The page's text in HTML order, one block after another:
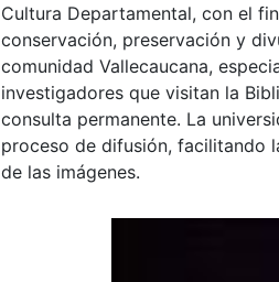
Cultura Departamental, con el
conservación, preservación y
comunidad Vallecaucana,
investigadores que visitan la
consulta permanente. La
proceso de difusión, facilitando
de las imágenes.